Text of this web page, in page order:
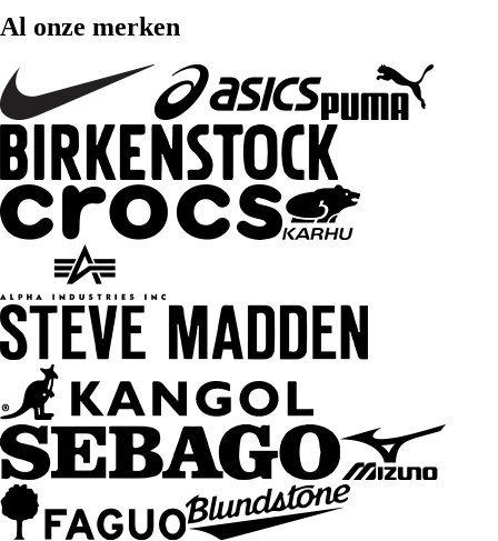
Al onze merken